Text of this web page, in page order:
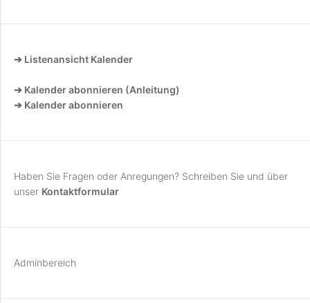
➔ Listenansicht Kalender
➔ Kalender abonnieren (Anleitung)
➔ Kalender abonnieren
Haben Sie Fragen oder Anregungen? Schreiben Sie und über
unser Kontaktformular
Adminbereich